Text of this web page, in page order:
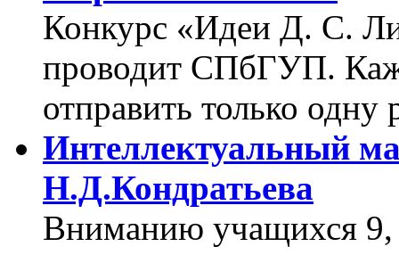
Конкурс «Идеи Д. С.
проводит СПбГУП.
отправить только одну
Интеллектуальный
Н.Д.Кондратьева
Вниманию учащихся 9,